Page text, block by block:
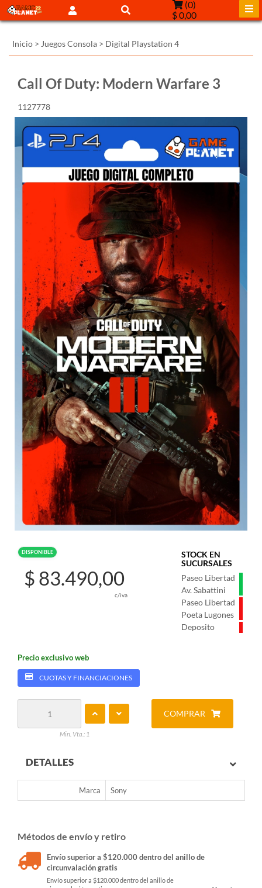
(0)
$ 0,00
Inicio > Juegos Consola > Digital Playstation 4
Call Of Duty: Modern Warfare 3
1127778
DISPONIBLE
STOCK EN
SUCURSALES
Paseo Libertad
Av. Sabattini
Paseo Libertad
Poeta Lugones
Deposito
$ 83.490,00
c/iva
Precio exclusivo web
CUOTAS Y FINANCIACIONES
Min. Vta.: 1
COMPRAR
DETALLES
Marca Sony
Métodos de envío y retiro
Envío superior a $120.000 dentro del anillo de
circunvalación gratis
Envío superior a $120.000 dentro del anillo de